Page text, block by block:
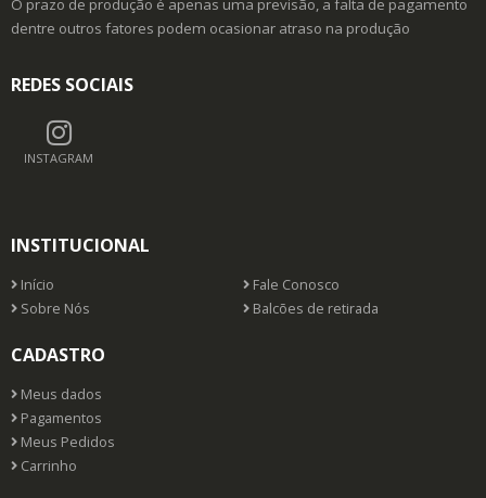
dentre outros fatores podem ocasionar atraso na produção
REDES SOCIAIS
INSTAGRAM
INSTITUCIONAL
Início
Fale Conosco
Sobre Nós
Balcões de retirada
CADASTRO
Meus dados
Pagamentos
Meus Pedidos
Carrinho